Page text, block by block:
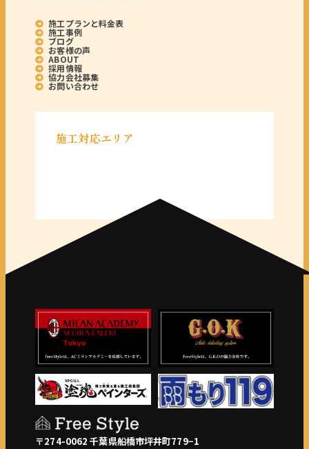
施工プランと料金表
施工事例
ブログ
お客様の声
ABOUT
採用情報
協力会社募集
お問い合わせ
施工対応エリア
〒274-0062 千葉県船橋市坪井町779−1